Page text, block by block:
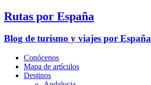
Rutas por España
Blog de turismo y viajes por España
Conócenos
Mapa de artículos
Destinos